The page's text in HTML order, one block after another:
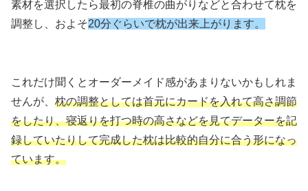
素材を選択したら最初の脊椎の曲がりなどと合わせて枕を
調整し、およそ20分ぐらいで枕が出来上がります。
これだけ聞くとオーダーメイド感があまりないかもしれま
せんが、 枕の調整としては首元にカードを入れて高さ調節
をしたり、寝返りを打つ時の高さなどを見てデーターを記
録していたりして完成した枕は比較的自分に合う形になっ
ています。